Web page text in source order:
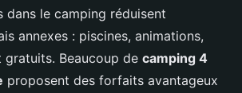
dans le camping réduisent
annexes : piscines, animations,
Beaucoup de camping 4
proposent des forfaits avantageux